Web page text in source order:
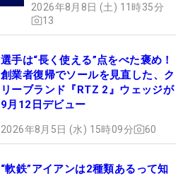
2026年8月8日 (土) 11時35分
13
選手は“長く使える”点をべた褒め！
創業者復帰でソールを見直した、ク
リーブランド『RTZ 2』ウェッジが
9月12日デビュー
2026年8月5日 (水) 15時09分 60
“軟鉄”アイアンは2種類あるって知